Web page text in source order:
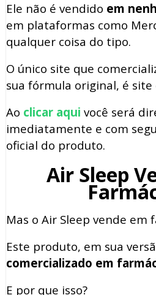
Ele não é vendido em
em plataformas como
qualquer coisa do tipo.
O único site que
sua fórmula original, é
Ao clicar aqui você será
imediatamente e com
oficial do produto.
Air Sleep
Mas o Air Sleep vende em
Este produto, em sua
comercializado em
E por que isso?